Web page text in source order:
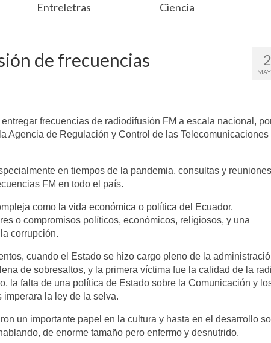
Entreletras Ciencia
de frecuencias
frecuencias de radiodifusión FM a escala nacional,
Agencia de Regulación y Control de las Telecomunicaciones
en tiempos de la pandemia, consultas y reuniones
FM en todo el país.
como la vida económica o política del Ecuador.
o compromisos políticos, económicos, religiosos, y una
corrupción.
cuando el Estado se hizo cargo pleno de la
de sobresaltos, y la primera víctima fue la calidad de la
la falta de una política de Estado sobre la Comunicación y
imperara la ley de la selva.
un importante papel en la cultura y hasta en el desarrollo
de enorme tamaño pero enfermo y desnutrido.